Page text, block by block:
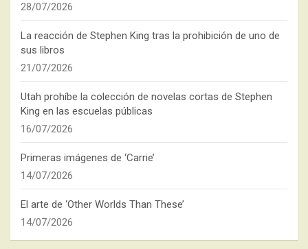
28/07/2026
La reacción de Stephen King tras la prohibición de uno de
sus libros
21/07/2026
Utah prohíbe la colección de novelas cortas de Stephen
King en las escuelas públicas
16/07/2026
Primeras imágenes de ‘Carrie’
14/07/2026
El arte de ‘Other Worlds Than These’
14/07/2026